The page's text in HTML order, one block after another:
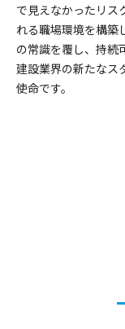
で見えなかったリス
れる職場環境を構築
の常識を覆し、持続
建設業界の新たなス
使命です。